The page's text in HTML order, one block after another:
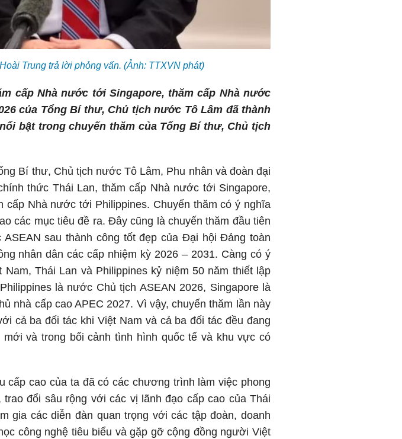
Trung trả lời phỏng vấn. (Ảnh: TTXVN phát)
cấp Nhà nước tới Singapore, thăm cấp Nhà nước
của Tổng Bí thư, Chủ tịch nước Tô Lâm đã thành
bật trong chuyến thăm của Tổng Bí thư, Chủ tịch
Bí thư, Chủ tịch nước Tô Lâm, Phu nhân và đoàn đại
thức Thái Lan, thăm cấp Nhà nước tới Singapore,
Nhà nước tới Philippines. Chuyến thăm có ý nghĩa
các mục tiêu đề ra. Đây cũng là chuyến thăm đầu tiên
sau thành công tốt đẹp của Đại hội Đảng toàn
nhân dân các cấp nhiệm kỳ 2026 – 2031. Càng có ý
Thái Lan và Philippines kỷ niệm 50 năm thiết lập
là nước Chủ tịch ASEAN 2026, Singapore là
nhà cấp cao APEC 2027. Vì vậy, chuyến thăm lần này
cả ba đối tác khi Việt Nam và cả ba đối tác đều đang
và trong bối cảnh tình hình quốc tế và khu vực có
cao của ta đã có các chương trình làm việc phong
đổi sâu rộng với các vị lãnh đạo cấp cao của Thái
gia các diễn đàn quan trọng với các tập đoàn, doanh
công nghệ tiêu biểu và gặp gỡ cộng đồng người Việt